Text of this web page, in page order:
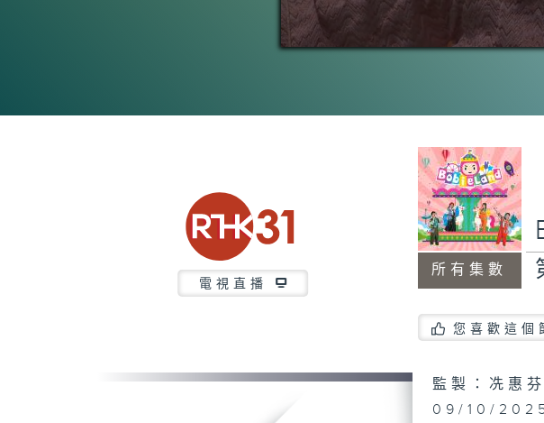
0
電視直播
所有集數
您喜歡這個
監製：冼惠芬
09/10/